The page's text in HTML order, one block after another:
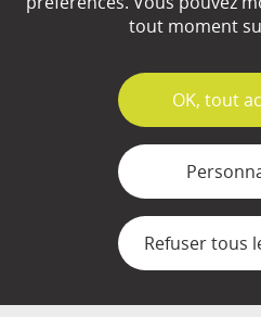
Espace
Gestion des
tout moment
✓
OK, tout
Refuser tous